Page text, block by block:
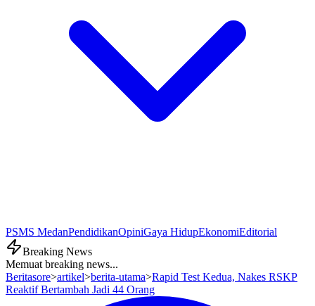
PSMS MedanPendidikanOpiniGaya HidupEkonomiEditorial
Breaking News
Memuat breaking news...
Beritasore>artikel>berita-utama>Rapid Test Kedua, Nakes RSKP
Reaktif Bertambah Jadi 44 Orang